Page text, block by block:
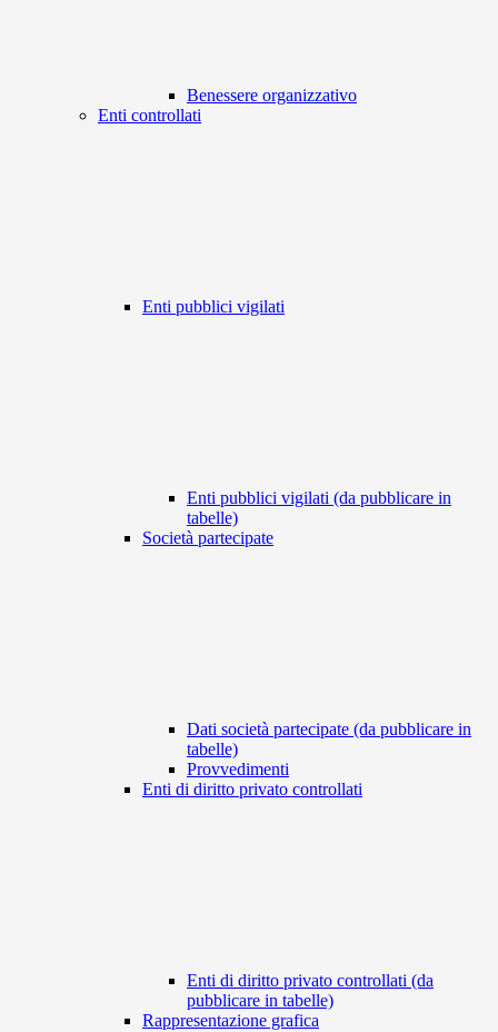
Benessere organizzativo
Enti controllati
Enti pubblici vigilati
Enti pubblici vigilati (da pubblicare in
tabelle)
Società partecipate
Dati società partecipate (da pubblicare in
tabelle)
Provvedimenti
Enti di diritto privato controllati
Enti di diritto privato controllati (da
pubblicare in tabelle)
Rappresentazione grafica